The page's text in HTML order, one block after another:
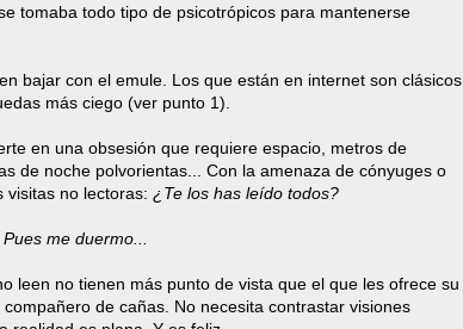
tomaba todo tipo de psicotrópicos para mantenerse
bajar con el emule. Los que están en internet son clásicos
más ciego (ver punto 1).
en una obsesión que requiere espacio, metros de
de noche polvorientas... Con la amenaza de cónyuges o
visitas no lectoras: ¿Te los has leído todos?
me duermo...
leen no tienen más punto de vista que el que les ofrece su
de cañas. No necesita contrastar visiones